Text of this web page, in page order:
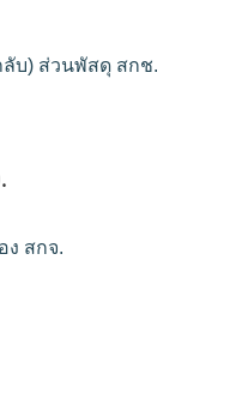
บ) ส่วนพัสดุ สกช.
ง สกจ.